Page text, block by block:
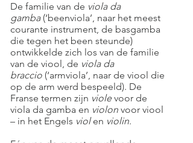
De familie van de viola da
gamba(‘beenviola’, naar het meest
courante instrument, de basgamba
die tegen het been steunde)
ontwikkelde zich los van de familie
van de viool, de viola da
braccio (‘armviola’, naar de viool die
op de arm werd bespeeld). De
Franse termen zijn violevoor de
viola da gamba en violon voor viool
– in het Engels violen violin.